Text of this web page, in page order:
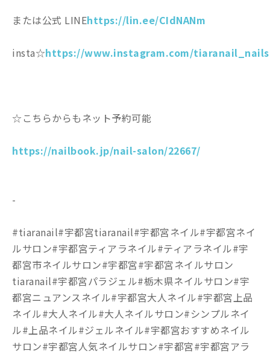
または公式 LINEhttps://lin.ee/CIdNANm
insta☆https://www.instagram.com/
☆こちらからもネット予約可能
https://nailbook.jp/nail-salon/22667/
-
#tiaranail#宇都宮tiaranail#宇都宮ネイル#宇都宮ネイ
ルサロン#宇都宮ティアラネイル#ティアラネイル#宇
都宮市ネイルサロン#宇都宮#宇都宮ネイルサロン
tiaranail#宇都宮パラジェル#栃木県ネイルサロン#宇
都宮ニュアンスネイル#宇都宮大人ネイル#宇都宮上品
ネイル#大人ネイル#大人ネイルサロン#シンプルネイ
ル#上品ネイル#ジェルネイル#宇都宮おすすめネイル
サロン#宇都宮人気ネイルサロン#宇都宮#宇都宮アラ